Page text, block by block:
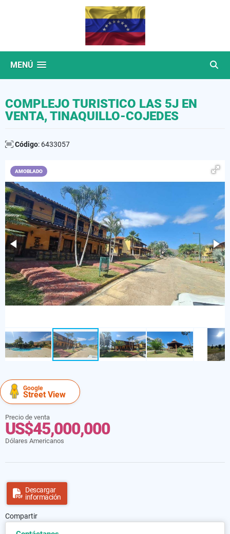
MENÚ
COMPLEJO TURISTICO LAS 5J EN
VENTA, TINAQUILLO-COJEDES
Código: 6433057
AMOBLADO
Google
Street View
Precio de venta
US$45,000,000
Dólares Americanos
Descargar
información
Compartir